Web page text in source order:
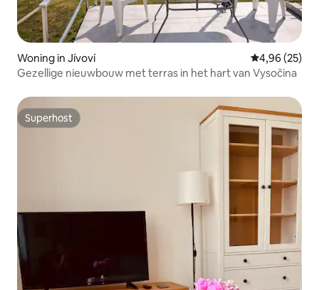
Woning in Jívoví Gemiddelde
4,96 (25)
Gezellige nieuwbouw met terras in het hart van Vysočina
Superhost
Superhost